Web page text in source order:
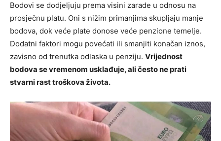
Bodovi se dodjeljuju prema visini zarade u odnosu na
prosječnu platu. Oni s nižim primanjima skupljaju manje
bodova, dok veće plate donose veće penzione temelje.
Dodatni faktori mogu povećati ili smanjiti konačan iznos,
zavisno od trenutka odlaska u penziju. Vrijednost
bodova se vremenom usklađuje, ali često ne prati
stvarni rast troškova života.